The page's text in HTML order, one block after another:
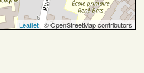
Leaflet | © OpenStreetMap contributors